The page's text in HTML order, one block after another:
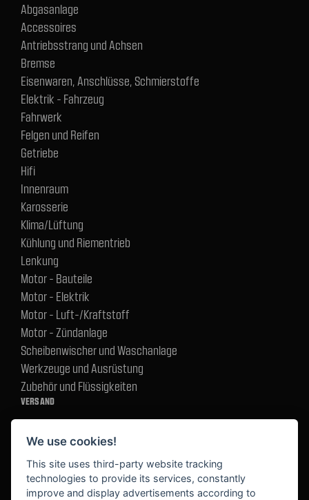
Abgasanlage
Accessoires
Antriebsstrang und Achsen
Bremse
Eisenwaren, Anschlüsse, Schmierstoffe
Elektrik - Fahrzeug
Fahrwerk
Felgen und Reifen
Getriebe
Hifi
Innenraum
Karosserie
Klima/Lüftung
Kühlung und Riementrieb
Lenkung
Motor - Bauteile
Motor - Elektrik
Motor - Luft-/Kraftstoff
Motor - Zündanlage
Scheibenwischer und Waschanlage
Werkzeuge und Ausrüstung
Zubehör und Flüssigkeiten
VERSAND
We use cookies!
This site uses third-party website tracking
technologies to provide its services, constantly
improve and display advertisements according to